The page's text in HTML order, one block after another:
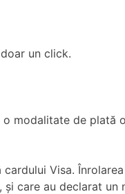
un click.
modalitate de plată
Visa.
care au declarat un